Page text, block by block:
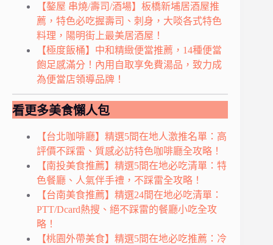
【鏊屋 串燒/壽司/酒場】板橋新埔居酒屋推
薦，特色必吃握壽司、刺身，大啖各式特色
料理，陽明街上最美居酒屋！
【極度飯桶】中和精緻便當推薦，14種便當
飽足感滿分！內用自取享免費湯品，致力成
為便當店領導品牌！
看更多美食懶人包
【台北咖啡廳】精選5間在地人激推名單：高
評價不踩雷、質感必訪特色咖啡廳全攻略！
【南投美食推薦】精選5間在地必吃清單：特
色餐廳、人氣伴手禮，不踩雷全攻略！
【台南美食推薦】精選24間在地必吃清單：
PTT/Dcard熱搜、絕不踩雷的餐廳小吃全攻
略！
【桃園外帶美食】精選5間在地必吃推薦：冷